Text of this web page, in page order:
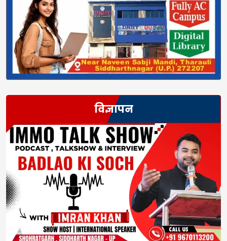
विज्ञापन